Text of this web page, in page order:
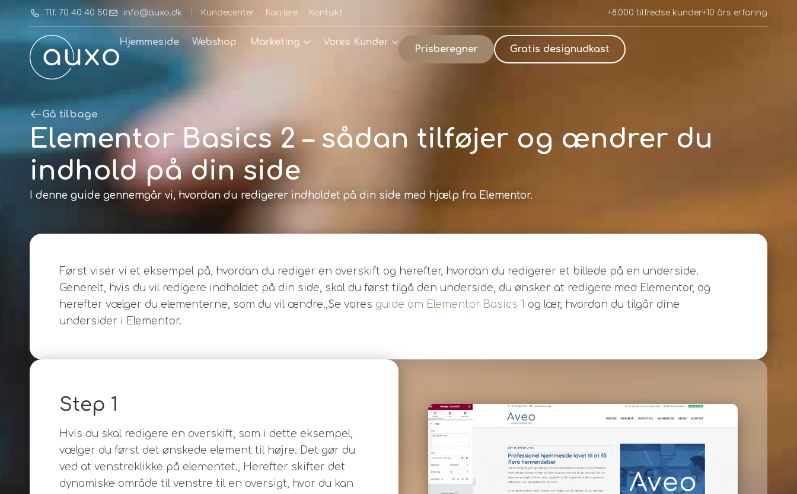
Tlf. 70 40 40 50 info@auxo.dk Kundecenter Karriere Kontakt +8.000 tilfredse kunder+10 års erfaring
Hjemmeside Webshop Marketing Vores Kunder
Prisberegner Gratis designudkast
Gå tilbage
Elementor Basics 2 – sådan tilføjer og ændrer du
indhold på din side
I denne guide gennemgår vi, hvordan du redigerer indholdet på din side med hjælp fra Elementor.
Først viser vi et eksempel på, hvordan du rediger en overskift og herefter, hvordan du redigerer et billede på en underside.
Generelt, hvis du vil redigere indholdet på din side, skal du først tilgå den underside, du ønsker at redigere med Elementor, og
herefter vælger du elementerne, som du vil ændre.,Se vores guide om Elementor Basics 1 og lær, hvordan du tilgår dine
undersider i Elementor.
Step 1
Hvis du skal redigere en overskift, som i dette eksempel,
vælger du først det ønskede element til højre. Det gør du
ved at venstreklikke på elementet., Herefter skifter det
dynamiske område til venstre til en oversigt, hvor du kan